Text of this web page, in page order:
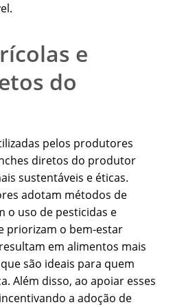
e
do
pelos produtores
diretos do produtor
sustentáveis e éticas.
adotam métodos de
o uso de pesticidas e
priorizam o bem-estar
em alimentos mais
são ideais para quem
Além disso, ao apoiar esses
a adoção de